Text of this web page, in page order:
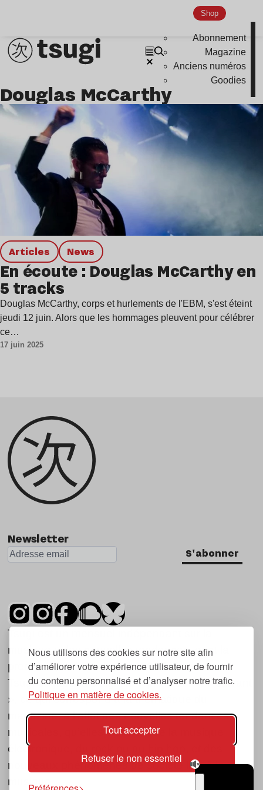
Nous utilisons des cookies sur notre site afin
d’améliorer votre expérience utilisateur, de fournir
du contenu personnalisé et d’analyser notre trafic.
Politique en matière de cookies.
Tout accepter
Refuser le non essentiel
Shop
Abonnement
Magazine
Anciens numéros
Goodies
Nu Jazz
Indie
Douglas McCarthy
Articles news
En écoute : Douglas McCarthy en
5 tracks
Douglas McCarthy, corps et hurlements de l'EBM, s'est éteint
jeudi 12 juin. Alors que les hommages pleuvent pour célébrer
ce…
17 juin 2025
Newsletter
S'abonner
Tsugi est un mensuel indépendant sur la
musique et les nouvelles tendances, dont la
première parution date de 2007.
Tsugi en japonais signifie « prochain », « suivant
», ce qui correspond à la thématique du
magazine, à l’affût des nouvelles tendances
musicales, qu’elles viennent de la musique
électronique, du rock ou du hip hop, et des
nouveaux phénomènes de société liés à la
musique.